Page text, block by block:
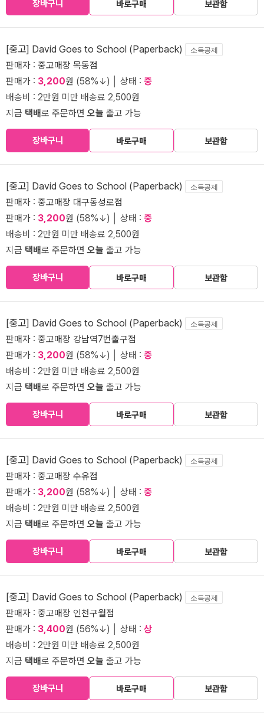
장바구니 바로구매 보관함
[중고] David Goes to School (Paperback) 소득공제
판매자 : 중고매장 목동점
판매가 : 3,200원 (58%↓) │ 상태 : 중
배송비 : 2만원 미만 배송료 2,500원
지금 택배로 주문하면오늘 출고 가능
장바구니 바로구매 보관함
[중고] David Goes to School (Paperback) 소득공제
판매자 : 중고매장 대구동성로점
판매가 : 3,200원 (58%↓) │ 상태 : 중
배송비 : 2만원 미만 배송료 2,500원
지금 택배로 주문하면오늘 출고 가능
장바구니 바로구매 보관함
[중고] David Goes to School (Paperback) 소득공제
판매자 : 중고매장 강남역7번출구점
판매가 : 3,200원 (58%↓) │ 상태 : 중
배송비 : 2만원 미만 배송료 2,500원
지금 택배로 주문하면오늘 출고 가능
장바구니 바로구매 보관함
[중고] David Goes to School (Paperback) 소득공제
판매자 : 중고매장 수유점
판매가 : 3,200원 (58%↓) │ 상태 : 중
배송비 : 2만원 미만 배송료 2,500원
지금 택배로 주문하면오늘 출고 가능
장바구니 바로구매 보관함
[중고] David Goes to School (Paperback) 소득공제
판매자 : 중고매장 인천구월점
판매가 : 3,400원 (56%↓) │ 상태 : 상
배송비 : 2만원 미만 배송료 2,500원
지금 택배로 주문하면오늘 출고 가능
장바구니 바로구매 보관함